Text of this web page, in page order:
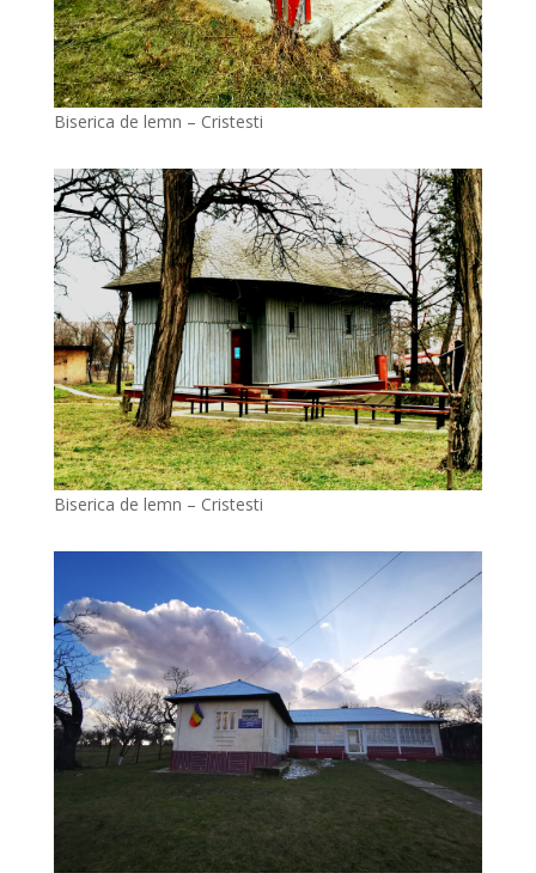
Biserica de lemn – Cristesti
Biserica de lemn – Cristesti